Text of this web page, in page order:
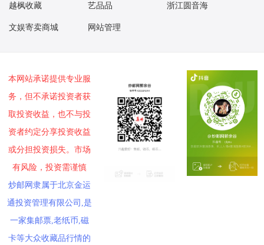
09：50 张仲景小型张（评级版）好品999.00元成交3刀
09：53 莫高窟二小型张（评级版）好品1060.00元成交2刀
10：05 99年万国邮联小型张（互动金标）好品390.00元成交4刀
10：05 福禄寿喜套票好品6.00元成交100套
10：08 解放军军旗军徽军歌小版好品24.80元成交110版
10：12 五牛图小型张（评级版）好品1528.00元成交2版
10：14 映日荷花双联白片（评级）好品180.00元成交10枚
10：15 福禄寿喜小版好品12.90元成交100版
10：15 农大建校一百二十周年大版好品55.00元成交10版
10：18 西游记一小型张原封3.80元成交700张
10：19 农大建校一百二十周年套票好品3.30元成交120套
10：19 农大建校一百二十周年套票好品3.20元成交200套
越枫收藏 艺品品 浙江圆音海
文娱寄卖商城 网站管理
本网站承诺提供专业服
务，但不承诺投资者获
取投资收益，也不与投
资者约定分享投资收益
或分担投资损失。市场
有风险，投资需谨慎
炒邮网隶属于北京金运
通投资管理有限公司,是
一家集邮票,老纸币,磁
卡等大众收藏品行情的